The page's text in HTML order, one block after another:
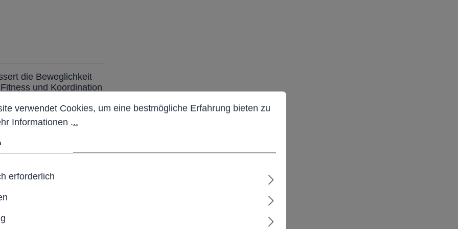
die Beweglichkeit
und Koordination
verwendet Cookies, um eine bestmögliche Erfahrung bieten zu können.
verwendet Cookies, um eine bestmögliche Erfahrung bieten zu
Informationen ...
erforderlich